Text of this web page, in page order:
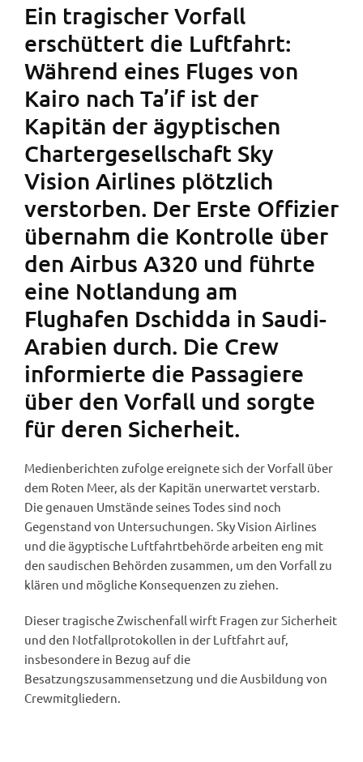
Ein tragischer Vorfall
erschüttert die Luftfahrt:
Während eines Fluges von
Kairo nach Ta’if ist der
Kapitän der ägyptischen
Chartergesellschaft Sky
Vision Airlines plötzlich
verstorben. Der Erste Offizier
übernahm die Kontrolle über
den Airbus A320 und führte
eine Notlandung am
Flughafen Dschidda in Saudi-
Arabien durch. Die Crew
informierte die Passagiere
über den Vorfall und sorgte
für deren Sicherheit.
Medienberichten zufolge ereignete sich der Vorfall über
dem Roten Meer, als der Kapitän unerwartet verstarb.
Die genauen Umstände seines Todes sind noch
Gegenstand von Untersuchungen. Sky Vision Airlines
und die ägyptische Luftfahrtbehörde arbeiten eng mit
den saudischen Behörden zusammen, um den Vorfall zu
klären und mögliche Konsequenzen zu ziehen.
Dieser tragische Zwischenfall wirft Fragen zur Sicherheit
und den Notfallprotokollen in der Luftfahrt auf,
insbesondere in Bezug auf die
Besatzungszusammensetzung und die Ausbildung von
Crewmitgliedern.